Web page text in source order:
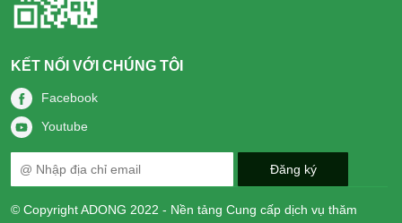
KẾT NỐI VỚI CHÚNG TÔI
Facebook
Youtube
© Copyright ADONG 2022 - Nền tảng Cung cấp dịch vụ thăm